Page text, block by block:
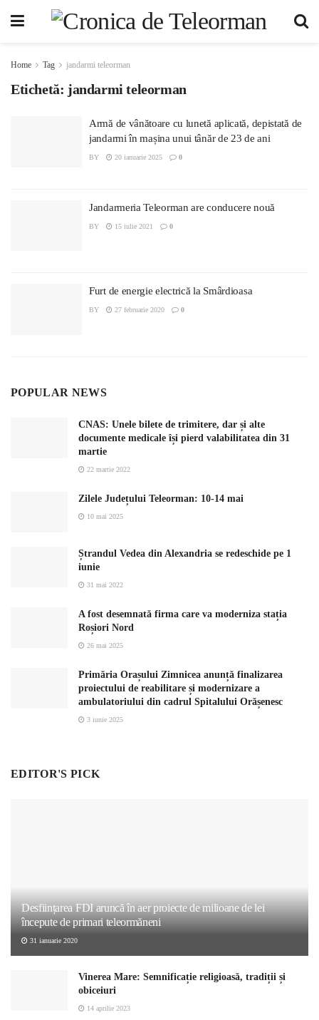
Home Tag jandarmi teleorman
Etichetă: jandarmi teleorman
Armă de vânătoare cu lunetă aplicată, depistată de
jandarmi în mașina unui tânăr de 23 de ani
BY 20 ianuarie 2025 0
Jandarmeria Teleorman are conducere nouă
BY 15 iulie 2021 0
Furt de energie electrică la Smârdioasa
BY 27 februarie 2020 0
POPULAR NEWS
CNAS: Unele bilete de trimitere, dar și alte
documente medicale își pierd valabilitatea din 31
martie
22 martie 2022
Zilele Județului Teleorman: 10-14 mai
10 mai 2025
Ștrandul Vedea din Alexandria se redeschide pe 1
iunie
31 mai 2022
A fost desemnată firma care va moderniza stația
Roșiori Nord
26 mai 2025
Primăria Orașului Zimnicea anunță finalizarea
proiectului de reabilitare și modernizare a
ambulatoriului din cadrul Spitalului Orășenesc
3 iunie 2025
EDITOR'S PICK
Desființarea FDI aruncă în aer proiecte de milioane de lei
începute de primari teleormăneni
31 ianuarie 2020
Vinerea Mare: Semnificație religioasă, tradiții și
obiceiuri
14 aprilie 2023